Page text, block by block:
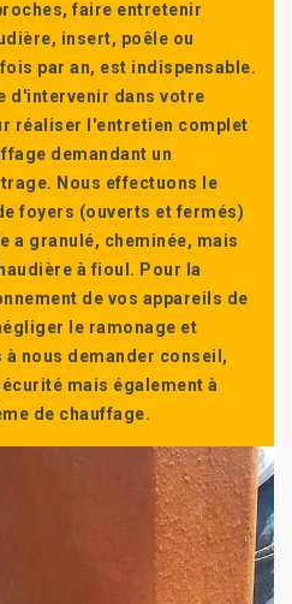
faire entretenir
insert, poêle ou
par an, est indispensable.
d'intervenir dans votre
réaliser l'entretien complet
demandant un
Nous effectuons le
foyers (ouverts et fermés)
a granulé, cheminée, mais
à fioul. Pour la
de vos appareils de
le ramonage et
à nous demander conseil,
mais également à
de chauffage.